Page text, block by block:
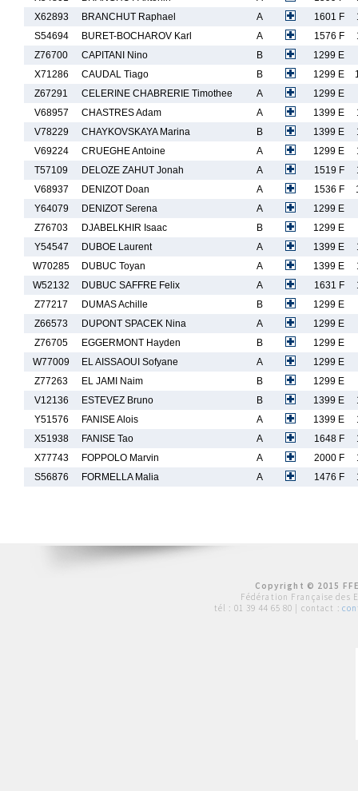
X62893
BRANCHUT Raphael A 1601 F
S54694
BURET-BOCHAROV Karl A 1576 F
Z76700
CAPITANI Nino B
1299 E
X71286
CAUDAL Tiago B 1299 E
Z67291
CELERINE CHABRERIE Timothee A
1299 E
V68957
CHASTRES Adam A 1399 E
V78229
CHAYKOVSKAYA Marina B 1399 E
V69224
CRUEGHE Antoine A 1299 E
T57109
DELOZE ZAHUT Jonah A 1519 F
V68937
DENIZOT Doan A 1536 F
Y64079
DENIZOT Serena A
1299 E
Z76703
DJABELKHIR Isaac B
1299 E
Y54547
DUBOE Laurent A 1399 E
W70285
DUBUC Toyan A 1399 E
W52132
DUBUC SAFFRE Felix A 1631 F
Z77217
DUMAS Achille B
1299 E
Z66573
DUPONT SPACEK Nina A
1299 E
Z76705
EGGERMONT Hayden B
1299 E
W77009
EL AISSAOUI Sofyane A
1299 E
Z77263
EL JAMI Naim B
1299 E
V12136
ESTEVEZ Bruno B 1399 E
Y51576
FANISE Alois A 1399 E
X51938
FANISE Tao A 1648 F
X77743
FOPPOLO Marvin A 2000 F
S56876
FORMELLA Malia A 1476 F
Copyright © 2015
Fédération Française des
tél : 01 39 44 65 80 | contact :